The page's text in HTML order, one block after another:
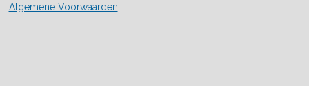
Algemene Voorwaarden